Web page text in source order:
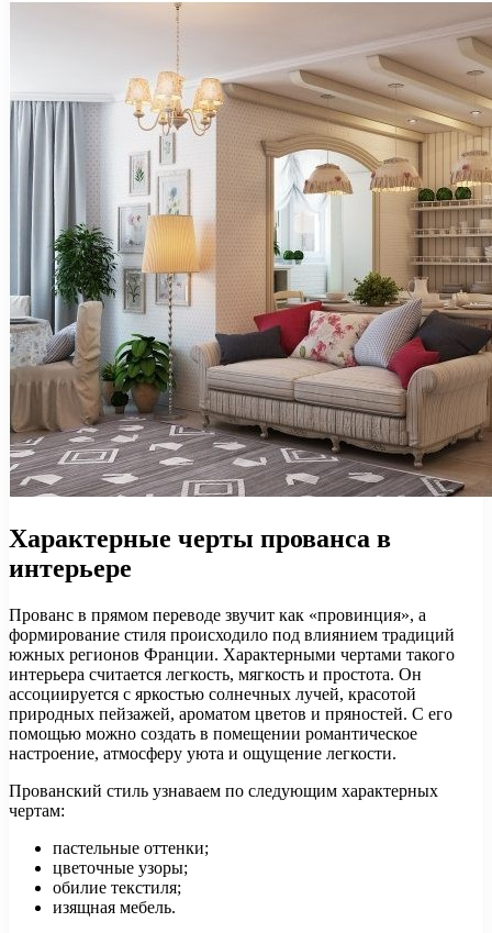
Характерные черты прованса в
интерьере
Прованс в прямом переводе звучит как «провинция», а
формирование стиля происходило под влиянием традиций
южных регионов Франции. Характерными чертами такого
интерьера считается легкость, мягкость и простота. Он
ассоциируется с яркостью солнечных лучей, красотой
природных пейзажей, ароматом цветов и пряностей. С его
помощью можно создать в помещении романтическое
настроение, атмосферу уюта и ощущение легкости.
Прованский стиль узнаваем по следующим характерных
чертам:
пастельные оттенки;
цветочные узоры;
обилие текстиля;
изящная мебель.